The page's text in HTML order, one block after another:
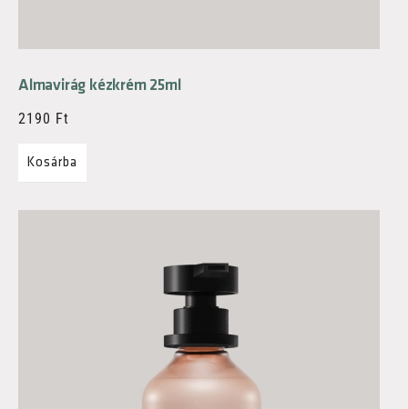
Almavirág kézkrém 25ml
2190 Ft
Kosárba